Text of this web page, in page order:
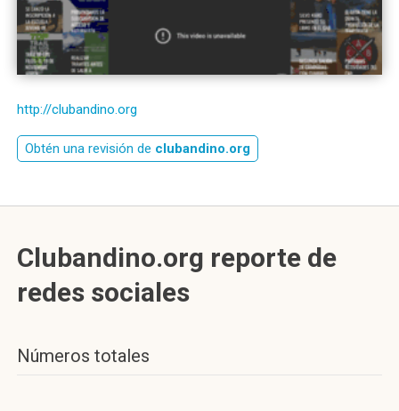
http://clubandino.org
Obtén una revisión de clubandino.org
Clubandino.org reporte de
redes sociales
Números totales